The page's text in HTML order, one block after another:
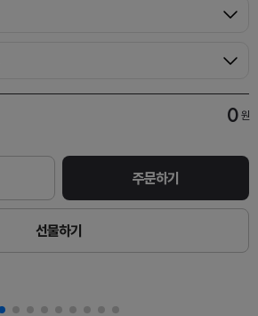
0 원
주문하기
선물하기